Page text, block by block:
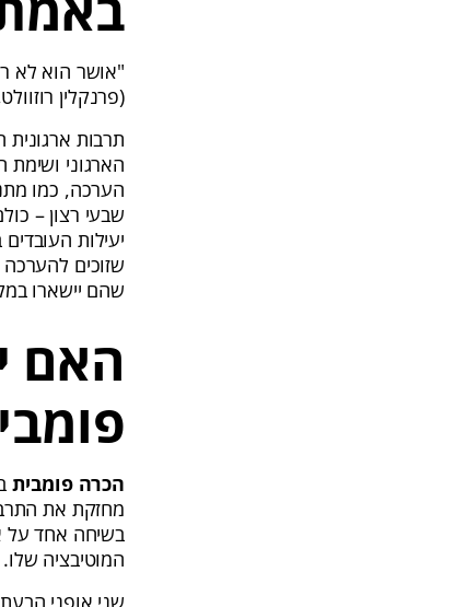
"אושר הוא לא
(פרנקלין רוזוולט,
תרבות
הארגוני
הערכה, כמו
שבעי רצון –
שזוכים
שהם יישארו
האם
הכרה פומבית
מחזקת את
בשיחה אחד על
המוטיבציה
שני אופני